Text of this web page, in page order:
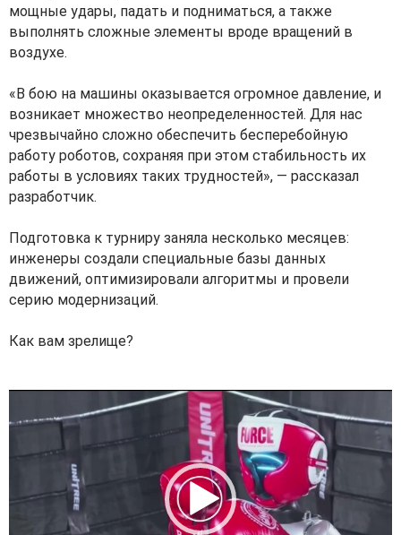
мощные удары, падать и подниматься, а также
выполнять сложные элементы вроде вращений в
воздухе.
«В бою на машины оказывается огромное давление, и
возникает множество неопределенностей. Для нас
чрезвычайно сложно обеспечить бесперебойную
работу роботов, сохраняя при этом стабильность их
работы в условиях таких трудностей», — рассказал
разработчик.
Подготовка к турниру заняла несколько месяцев:
инженеры создали специальные базы данных
движений, оптимизировали алгоритмы и провели
серию модернизаций.
Как вам зрелище?
i
P